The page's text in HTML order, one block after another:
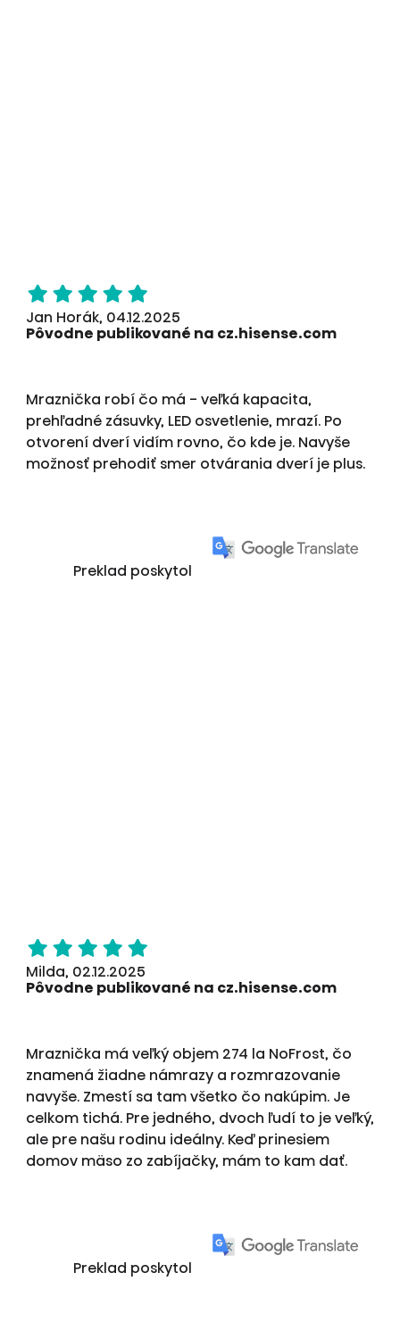
Jan Horák, 04.12.2025
Pôvodne publikované na cz.hisense.com
Mraznička robí čo má - veľká kapacita,
prehľadné zásuvky, LED osvetlenie, mrazí. Po
otvorení dverí vidím rovno, čo kde je. Navyše
možnosť prehodiť smer otvárania dverí je plus.
Preklad poskytol
Milda, 02.12.2025
Pôvodne publikované na cz.hisense.com
Mraznička má veľký objem 274 la NoFrost, čo
znamená žiadne námrazy a rozmrazovanie
navyše. Zmestí sa tam všetko čo nakúpim. Je
celkom tichá. Pre jedného, dvoch ľudí to je veľký,
ale pre našu rodinu ideálny. Keď prinesiem
domov mäso zo zabíjačky, mám to kam dať.
Preklad poskytol